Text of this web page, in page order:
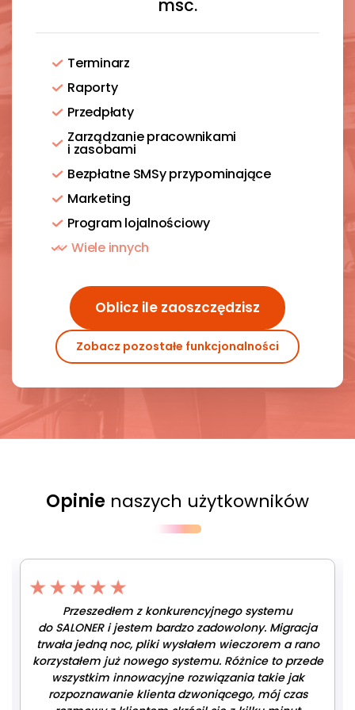
msc.
Terminarz
Raporty
Przedpłaty
Zarządzanie pracownikami
i zasobami
Bezpłatne SMSy przypominające
Marketing
Program lojalnościowy
Wiele innych
Oblicz ile zaoszczędzisz
Zobacz pozostałe funkcjonalności
Opinie naszych użytkowników
Przeszedłem z konkurencyjnego systemu
do SALONER i jestem bardzo zadowolony. Migracja
trwała jedną noc, pliki wysłałem wieczorem a rano
korzystałem już nowego systemu. Różnice to przede
wszystkim innowacyjne rozwiązania takie jak
rozpoznawanie klienta dzwoniącego, mój czas